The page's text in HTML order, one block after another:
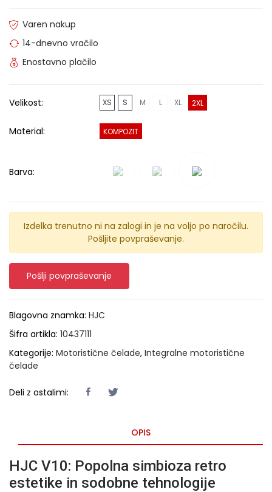
Varen nakup
14-dnevno vračilo
Enostavno plačilo
Velikost: XS S M L XL 2XL
Material: KOMPOZIT
Barva:
Izdelka trenutno ni na zalogi in je na voljo po naročilu.
Pošljite povpraševanje.
Pošlji povpraševanje
Blagovna znamka: HJC
Šifra artikla: 10437111
Kategorije: Motoristične čelade, Integralne motoristične
čelade
Deli z ostalimi:
OPIS
HJC V10: Popolna simbioza retro
estetike in sodobne tehnologije